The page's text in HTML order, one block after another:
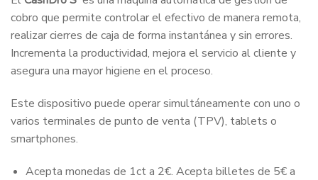
cobro que permite controlar el efectivo de manera remota,
realizar cierres de caja de forma instantánea y sin errores.
Incrementa la productividad, mejora el servicio al cliente y
asegura una mayor higiene en el proceso.
Este dispositivo puede operar simultáneamente con uno o
varios terminales de punto de venta (TPV), tablets o
smartphones.
Acepta monedas de 1ct a 2€. Acepta billetes de 5€ a